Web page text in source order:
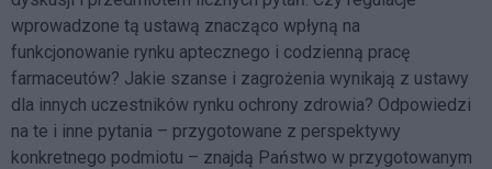
wprowadzone tą ustawą znacząco wpłyną na
funkcjonowanie rynku aptecznego i codzienną pracę
farmaceutów? Jakie szanse i zagrożenia wynikają z ustawy
dla innych uczestników rynku ochrony zdrowia? Odpowiedzi
na te i inne pytania – przygotowane z perspektywy
konkretnego podmiotu – znajdą Państwo w przygotowanym